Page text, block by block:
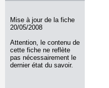
Mise à jour de la fiche
20/05/2008
Attention, le contenu de
cette fiche ne reflète
pas nécessairement le
dernier état du savoir.